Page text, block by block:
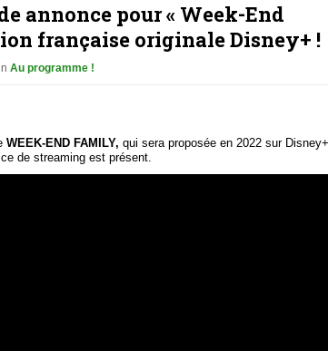
annonce pour « Week-End
française originale Disney+ !
Au programme !
WEEK-END FAMILY, qui sera proposée en 2022 sur
de streaming est présent.